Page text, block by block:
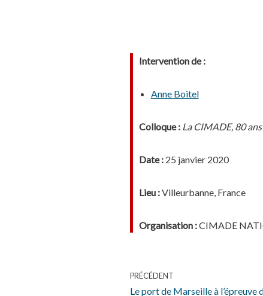
Intervention de :
Anne Boitel
Colloque :La CIMADE, 80
Date :25 janvier 2020
Lieu :Villeurbanne, France
Organisation :CIMADE
PRÉCÉDENT
Le port de Marseille à